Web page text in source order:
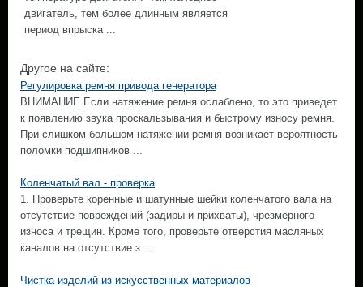
двигатель, тем более длинным является
период впрыска ...
Другое на сайте:
Регулировка ремня привода генератора
ВНИМАНИЕ Если натяжение ремня ослаблено, то это приведет
к появлению звука проскальзывания и быстрому износу ремня.
При слишком большом натяжении ремня возникает вероятность
поломки подшипников ...
Коленчатый вал - проверка
1. Проверьте коренные и шатунные шейки коленчатого вала на
отсутствие повреждений (задиры и прихваты), чрезмерного
износа и трещин. Кроме того, проверьте отверстия масляных
каналов на отсутствие з ...
Чистка изделий из искусственных материалов